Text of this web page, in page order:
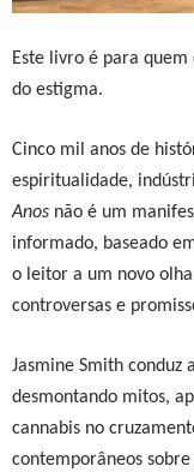
Este livro é para
do estigma.
Cinco mil anos de
espiritualidade,
Anos não é um
informado, baseado
o leitor a um novo
controversas e
Jasmine Smith
desmontando mitos,
cannabis no
contemporâneos